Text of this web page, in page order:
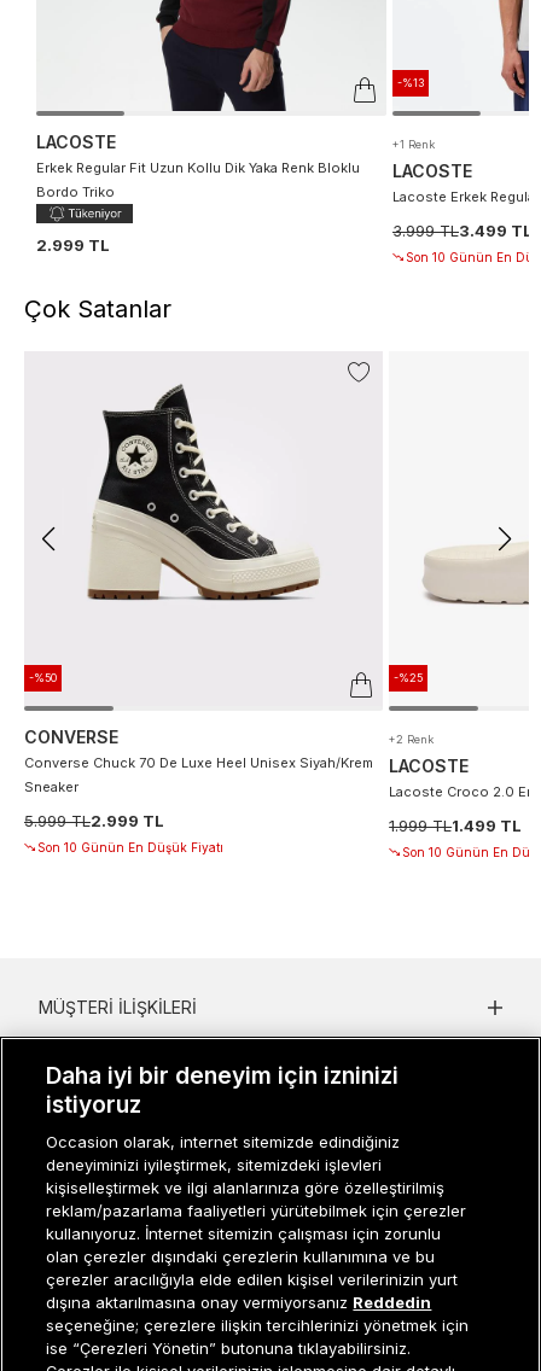
LACOSTE
Erkek Regular Fit Uzun Kollu Dik Yaka Renk Bloklu
Bordo Triko
2.999 TL
-%13
+1 Renk
LACOSTE
Lacoste Erkek
3.999 TL3.499 TL
Son 10 Günün En
Çok Satanlar
-%50
CONVERSE
Converse Chuck 70 De Luxe Heel Unisex Siyah/Krem
Sneaker
5.999 TL2.999 TL
Son 10 Günün En Düşük Fiyatı
-%25
+2 Renk
LACOSTE
Lacoste Croco 2.0
1.999 TL1.499 TL
Son 10 Günün En
Müşteri İlişkileri0 850 800 01 20
MÜŞTERI İLIŞKILERI
KADIN KATEGORILER
GRUP MARKALAR
ERKEK KATEGORILER
Daha iyi bir deneyim için izninizi
istiyoruz
Occasion olarak, internet sitemizde edindiğiniz
deneyiminizi iyileştirmek, sitemizdeki işlevleri
kişiselleştirmek ve ilgi alanlarınıza göre özelleştirilmiş
reklam/pazarlama faaliyetleri yürütebilmek için çerezler
kullanıyoruz. İnternet sitemizin çalışması için zorunlu
olan çerezler dışındaki çerezlerin kullanımına ve bu
çerezler aracılığıyla elde edilen kişisel verilerinizin yurt
dışına aktarılmasına onay vermiyorsanız Reddedin
seçeneğine; çerezlere ilişkin tercihlerinizi yönetmek için
ise “Çerezleri Yönetin” butonuna tıklayabilirsiniz.